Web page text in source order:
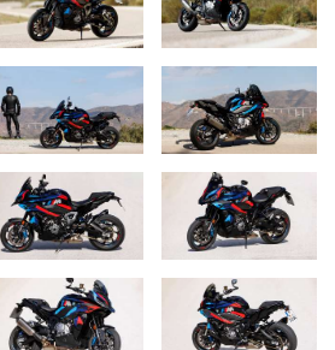
del Mundo de Superbikes),
al control dinámico de amortiguación
de titanio con tapa de carbono, manillar
hacia el frente, amortiguador de
Slide Assist (el cual permite derrapar
constantes), Launch control, Pit
cambio PRO para subir y bajar
Dinámico de Tracción con función
control de freno motor (MSR),
respuesta mejorada), asiento M
Pro adaptativo, entre otros.
configurada para Argentina excede las
serie para nuestro país, el paquete de M
el peso total a partir de las llantas de